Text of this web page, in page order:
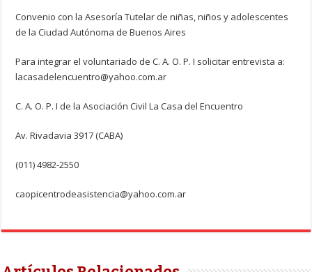
Convenio con la Asesoría Tutelar de niñas, niños y adolescentes
de la Ciudad Autónoma de Buenos Aires
Para integrar el voluntariado de C. A. O. P. I solicitar entrevista a:
lacasadelencuentro@yahoo.com.ar
C. A. O. P. I de la Asociación Civil La Casa del Encuentro
Av. Rivadavia 3917 (CABA)
(011) 4982-2550
caopicentrodeasistencia@yahoo.com.ar